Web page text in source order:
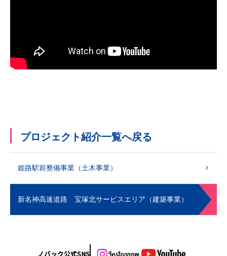
プロジェクト紹介一覧へ戻る
姫路駅前整備事業（土木事業）
新名神高速道路 宝塚北サービスエリア（建築事業）
ノバック公式SNS